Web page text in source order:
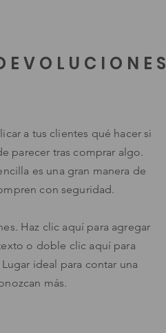
a tus clientes qué hacer si
parecer tras comprar algo.
es una gran manera de
con seguridad.
Haz clic aquí para agregar
o doble clic aquí para
ideal para contar una
más.